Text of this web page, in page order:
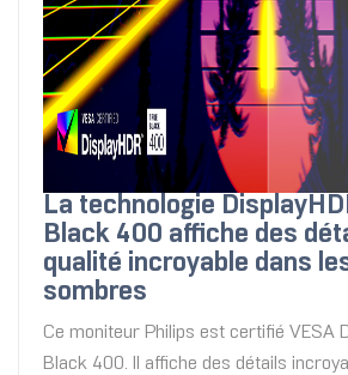
La technologie
Black 400 affiche des
qualité incroyable dans
sombres
Ce moniteur Philips est certifié VESA
Black 400. Il affiche des détails